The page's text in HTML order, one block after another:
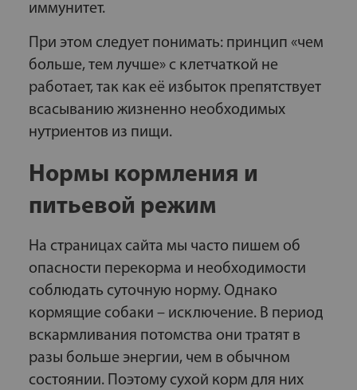
иммунитет.
При этом следует понимать: принцип «чем
больше, тем лучше» с клетчаткой не
работает, так как её избыток препятствует
всасыванию жизненно необходимых
нутриентов из пищи.
Нормы кормления и
питьевой режим
На страницах сайта мы часто пишем об
опасности перекорма и необходимости
соблюдать суточную норму. Однако
кормящие собаки – исключение. В период
вскармливания потомства они тратят в
разы больше энергии, чем в обычном
состоянии. Поэтому сухой корм для них